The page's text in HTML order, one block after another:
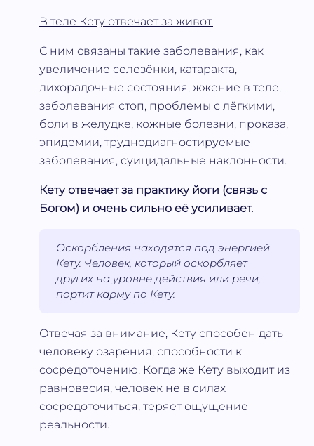
В теле Кету отвечает за живот.
С ним связаны такие заболевания, как
увеличение селезёнки, катаракта,
лихорадочные состояния, жжение в теле,
заболевания стоп, проблемы с лёгкими,
боли в желудке, кожные болезни, проказа,
эпидемии, труднодиагностируемые
заболевания, суицидальные наклонности.
Кету отвечает за практику йоги (связь с
Богом) и очень сильно её усиливает.
Оскорбления находятся под энергией
Кету. Человек, который оскорбляет
других на уровне действия или речи,
портит карму по Кету.
Отвечая за внимание, Кету способен дать
человеку озарения, способности к
сосредоточению. Когда же Кету выходит из
равновесия, человек не в силах
сосредоточиться, теряет ощущение
реальности.